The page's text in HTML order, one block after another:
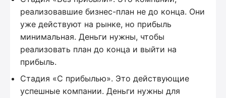
реализовавшие бизнес-план не до конца. Они
уже действуют на рынке, но прибыль
минимальная. Деньги нужны, чтобы
реализовать план до конца и выйти на
прибыль.
Стадия «С прибылью». Это действующие
успешные компании. Деньги нужны для